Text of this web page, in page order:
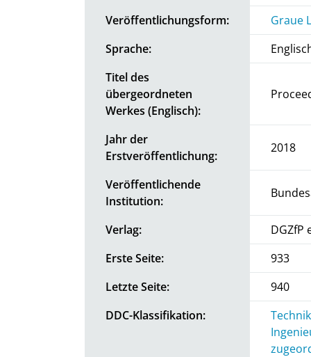
Veröffentlichungsform:
Graue
Sprache:
Titel des
übergeordneten
Werkes (Englisch):
Jahr der
Erstveröffentlichung:
2018
Veröffentlichende
Institution:
Verlag:
DGZfP
Erste Seite:
933
Letzte Seite:
940
DDC-Klassifikation: